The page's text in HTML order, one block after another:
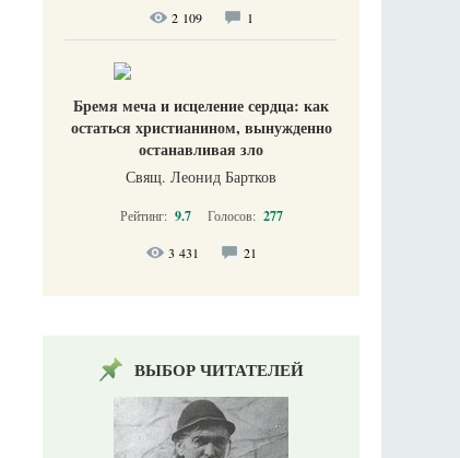
2 109 1
Бремя меча и исцеление сердца: как
остаться христианином, вынужденно
останавливая зло
Свящ. Леонид Бартков
Рейтинг: 9.7 Голосов: 277
3 431 21
ВЫБОР ЧИТАТЕЛЕЙ